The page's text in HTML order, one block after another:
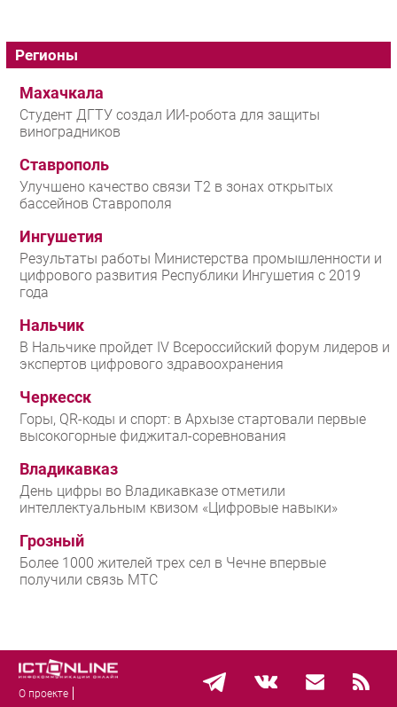
Регионы
Махачкала
Студент ДГТУ создал ИИ-робота для защиты
виноградников
Ставрополь
Улучшено качество связи T2 в зонах открытых
бассейнов Ставрополя
Ингушетия
Результаты работы Министерства промышленности и
цифрового развития Республики Ингушетия с 2019
года
Нальчик
В Нальчике пройдет IV Всероссийский форум лидеров и
экспертов цифрового здравоохранения
Черкесск
Горы, QR-коды и спорт: в Архызе стартовали первые
высокогорные фиджитал-соревнования
Владикавказ
День цифры во Владикавказе отметили
интеллектуальным квизом «Цифровые навыки»
Грозный
Более 1000 жителей трех сел в Чечне впервые
получили связь МТС
О проекте